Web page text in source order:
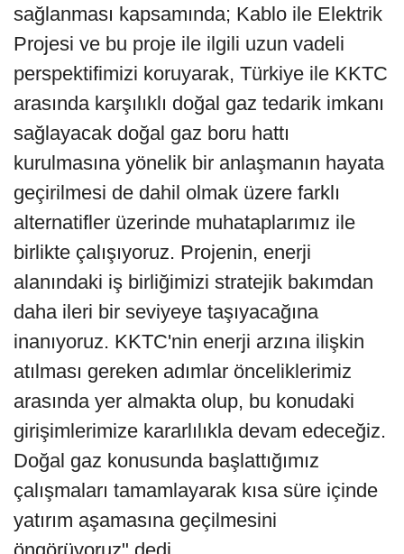
sağlanması kapsamında; Kablo ile Elektrik
Projesi ve bu proje ile ilgili uzun vadeli
perspektifimizi koruyarak, Türkiye ile KKTC
arasında karşılıklı doğal gaz tedarik imkanı
sağlayacak doğal gaz boru hattı
kurulmasına yönelik bir anlaşmanın hayata
geçirilmesi de dahil olmak üzere farklı
alternatifler üzerinde muhataplarımız ile
birlikte çalışıyoruz. Projenin, enerji
alanındaki iş birliğimizi stratejik bakımdan
daha ileri bir seviyeye taşıyacağına
inanıyoruz. KKTC'nin enerji arzına ilişkin
atılması gereken adımlar önceliklerimiz
arasında yer almakta olup, bu konudaki
girişimlerimize kararlılıkla devam edeceğiz.
Doğal gaz konusunda başlattığımız
çalışmaları tamamlayarak kısa süre içinde
yatırım aşamasına geçilmesini